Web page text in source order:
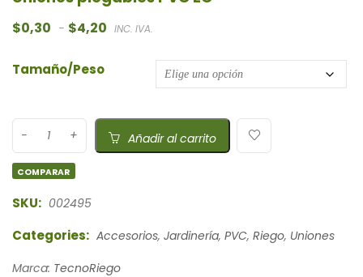
$0,30 - $4,20 Rango de precios: desde $0,30 hasta $4,20
INC. IVA.
Tamaño/Peso
Añadir al carrito
COMPARAR
SKU: 002495
Categories: Accesorios, Jardinería, PVC, Riego, Uniones
Marca: TecnoRiego